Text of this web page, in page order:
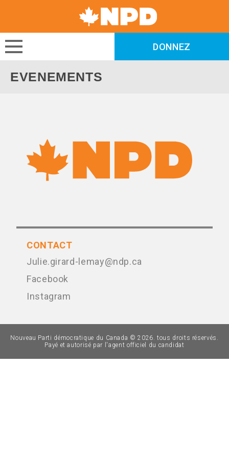
NDP
DONNEZ
DONNEZ
EVENEMENTS
CONTACT
Julie.girard-lemay@ndp.ca
Facebook
Instagram
Nouveau Parti démocratique du Canada © 2026. tous droits réservés.
Payé et autorisé par l'agent officiel du candidat